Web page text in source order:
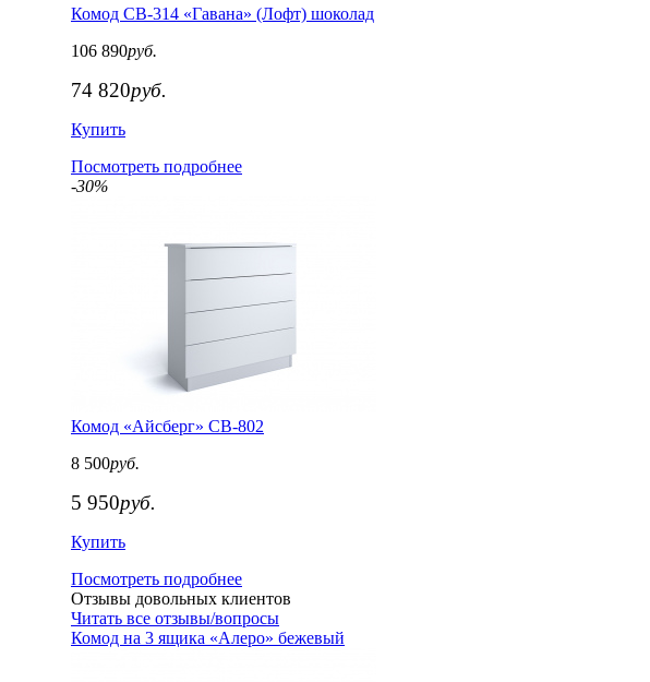
Комод СВ-314 «Гавана» (Лофт) шоколад
106 890руб.
74 820руб.
Купить
Посмотреть подробнее
-30%
Комод «Айсберг» СВ-802
8 500руб.
5 950руб.
Купить
Посмотреть подробнее
Отзывы довольных клиентов
Читать все отзывы/вопросы
Комод на 3 ящика «Алеро» бежевый